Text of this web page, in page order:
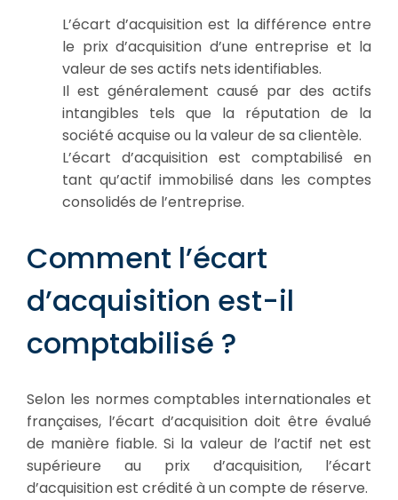
L’écart d’acquisition est la différence entre
le prix d’acquisition d’une entreprise et la
valeur de ses actifs nets identifiables.
Il est généralement causé par des actifs
intangibles tels que la réputation de la
société acquise ou la valeur de sa clientèle.
L’écart d’acquisition est comptabilisé en
tant qu’actif immobilisé dans les comptes
consolidés de l’entreprise.
Comment l’écart
d’acquisition est-il
comptabilisé ?
Selon les normes comptables internationales et
françaises, l’écart d’acquisition doit être évalué
de manière fiable. Si la valeur de l’actif net est
supérieure au prix d’acquisition, l’écart
d’acquisition est crédité à un compte de réserve.